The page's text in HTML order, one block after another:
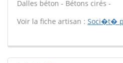
Dalles béton - Bétons cirés -
Voir la fiche artisan : Soci�t�